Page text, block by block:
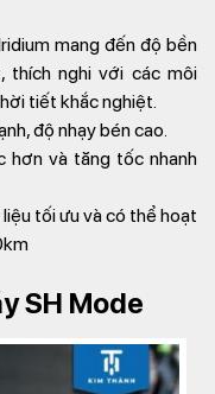
mang đến độ bền
thích nghi với các môi
tiết khắc nghiệt.
độ nhạy bén cao.
hơn và tăng tốc nhanh
tối ưu và có thể hoạt
SH Mode